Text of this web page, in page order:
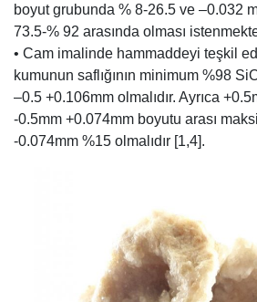
boyut grubunda % 8-26.5 ve –0.032
73.5-% 92 arasında olması
• Cam imalinde hammaddeyi teşkil
kumunun saflığının minimum %98
–0.5 +0.106mm olmalıdır. Ayrıca
-0.5mm +0.074mm boyutu arası
-0.074mm %15 olmalıdır [1,4].